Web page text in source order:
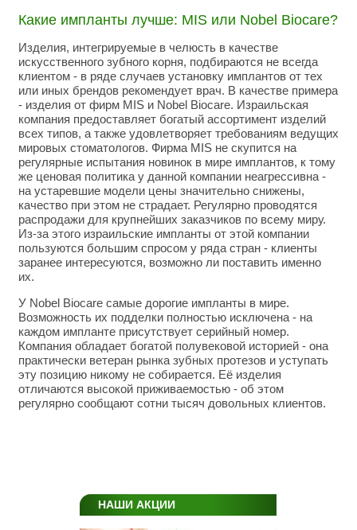
Какие импланты лучше: MIS или Nobel Biocare?
Изделия, интегрируемые в челюсть в качестве
искусственного зубного корня, подбираются не всегда
клиентом - в ряде случаев установку имплантов от тех
или иных брендов рекомендует врач. В качестве примера
- изделия от фирм MIS и Nobel Biocare. Израильская
компания предоставляет богатый ассортимент изделий
всех типов, а также удовлетворяет требованиям ведущих
мировых стоматологов. Фирма MIS не скупится на
регулярные испытания новинок в мире имплантов, к тому
же ценовая политика у данной компании неагрессивна -
на устаревшие модели цены значительно снижены,
качество при этом не страдает. Регулярно проводятся
распродажи для крупнейших заказчиков по всему миру.
Из-за этого израильские импланты от этой компании
пользуются большим спросом у ряда стран - клиенты
заранее интересуются, возможно ли поставить именно
их.
У Nobel Biocare самые дорогие импланты в мире.
Возможность их подделки полностью исключена - на
каждом импланте присутствует серийный номер.
Компания обладает богатой полувековой историей - она
практически ветеран рынка зубных протезов и уступать
эту позицию никому не собирается. Её изделия
отличаются высокой приживаемостью - об этом
регулярно сообщают сотни тысяч довольных клиентов.
НАШИ АКЦИИ